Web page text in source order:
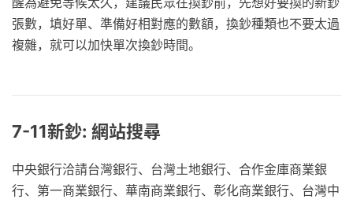
張數，填好單、準備好相對應的數額，換鈔種類也不要太過
複雜，就可以加快單次換鈔時間。
7-11新鈔: 網站搜尋
中央銀行洽請台灣銀行、台灣土地銀行、合作金庫商業銀
行、第一商業銀行、華南商業銀行、彰化商業銀行、台灣中